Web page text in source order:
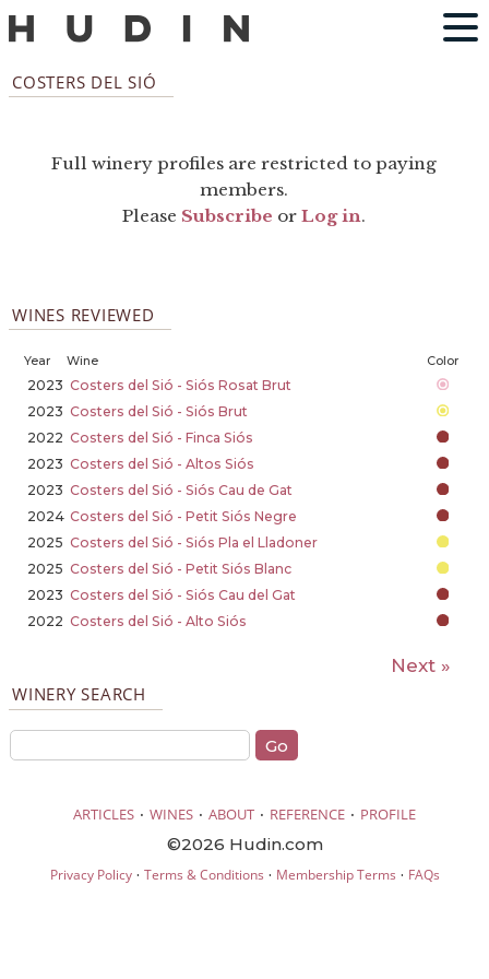
COSTERS DEL SIÓ
Full winery profiles are restricted to paying
members.
Please Subscribe orLog in.
WINES REVIEWED
Year Wine Color
2023 Costers del Sió - Siós Rosat Brut
2023 Costers del Sió - Siós Brut
2022 Costers del Sió - Finca Siós
2023 Costers del Sió - Altos Siós
2023 Costers del Sió - Siós Cau de Gat
2024 Costers del Sió - Petit Siós Negre
2025 Costers del Sió - Siós Pla el Lladoner
2025 Costers del Sió - Petit Siós Blanc
2023 Costers del Sió - Siós Cau del Gat
2022 Costers del Sió - Alto Siós
Next »
WINERY SEARCH
ARTICLES · WINES · ABOUT · REFERENCE · PROFILE
©2026 Hudin.com
Privacy Policy· Terms & Conditions · Membership Terms · FAQs